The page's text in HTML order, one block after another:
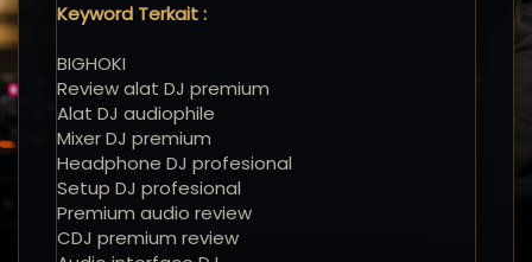
Keyword Terkait :
BIGHOKI
Review alat DJ premium
Alat DJ audiophile
Mixer DJ premium
Headphone DJ profesional
Setup DJ profesional
Premium audio review
CDJ premium review